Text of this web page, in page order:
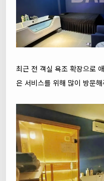
최근 전 객실 욕조 확장으로
은 서비스를 위해 많이 방문